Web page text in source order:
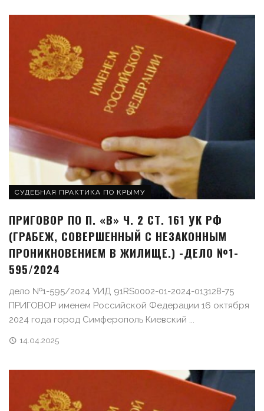
СУДЕБНАЯ ПРАКТИКА ПО КРЫМУ
ПРИГОВОР ПО П. «В» Ч. 2 СТ. 161 УК РФ
(ГРАБЕЖ, СОВЕРШЕННЫЙ С НЕЗАКОННЫМ
ПРОНИКНОВЕНИЕМ В ЖИЛИЩЕ.) -ДЕЛО №1-
595/2024
дело №1-595/2024 УИД 91RS0002-01-2024-013128-75
ПРИГОВОР именем Российской Федерации 16 октября
2024 года город Симферополь Киевский ...
14.04.2025